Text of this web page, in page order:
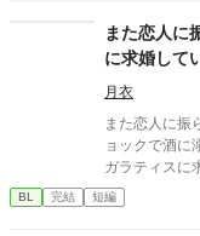
徹だったはず
っちょこちょ
また恋人に
に求婚して
月衣
また恋人に振
ョックで酒に
ガラティスに求婚してしまう
絶望するアル
た。 「安心しろ。俺は誠実な男だ。一度決めたことは覆さない」
BL 完結 短編